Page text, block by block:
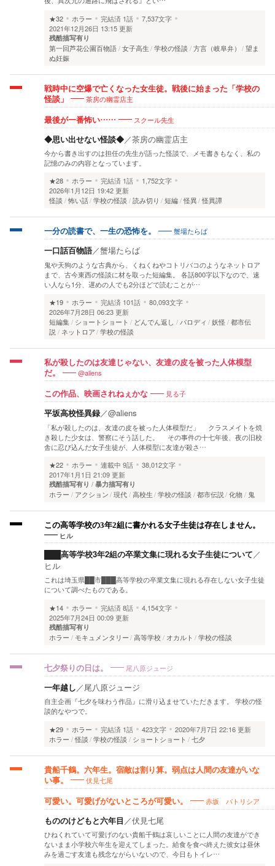
★32
ホラー 完結済 1話
7,537文字
2021年12月26日 13:15 更新
残酷描写有り
第一回芦花公園百物語 女子高生 学校の怪談 方言（岐阜弁）
望ま
ぬ妊娠
戦時中に空爆で亡くなった女生徒。戦後に始まった「学校の
怪談」
茶房の幽霊店主
最後が一番怖い…… スクール先生
◆思い出せない怪談◆／茶房の幽霊店主
今から書き出すのは担任の先生が語った怪談で、メモ書きもなく、私の
記憶のみの内容となっています。
★28
ホラー 完結済 1話
1,752文字
2026年1月12日 19:42 更新
怪談
怖い話 学校の怪談 読み切り 短編 怪異 怪異譚
一分の読書で、一生の恐怖を。 蟹場たらば
一口話百物語／蟹場たらば
鬼や天狗のような古典から、くねくねやコトリバコのようなネットロア
まで、古今東西の怪談に材を取った短編集。 各話800字以下なので、速
い人なら1分、遅めの人でも2分ほどで読むことが…
★19
ホラー 完結済 101話
80,093文字
2026年7月28日 06:23 更新
短編集
ショートショート どんでん返し パロディ 妖怪 都市伝
説
ネットロア 学校の怪談
私が殺したのは友達じゃない、友達の皮を被った人体模型
だ。
@aliens
この作品、映画されねぇかな 見る子
平坂高校怪異録／@aliens
「私が殺したのは、友達の皮を被った人体模型だ」 クラスメイトを焼
き殺した少女は、警察にそう話した。 その事件の十七年後、夜の旧校
舎に忍び込んだ女子生徒が、人体模型に友達が殺さ…
★22
ホラー 連載中 9話
38,012文字
2017年1月1日 21:09 更新
残酷描写有り 暴力描写有り
ホラー アクション 現代 高校生 学校の怪談 都市伝説 化物 鬼
この高等学校の3年2組に書かれる女子生徒は存在しません。
ヒル
███高等学校3年2組の卒業文集に現れる女子生徒について／
ヒル
これは埼玉県██市███高等学校の卒業文集に現れる存在しない女子生徒
について調べたものである。
★14
ホラー 完結済8話
4,154文字
2025年7月24日 00:09 更新
残酷描写有り
ホラー モキュメンタリー 高等学校 オカルト 学校の怪談
七夕祭りの日は。 尾八原ジュージ
一年越し ／尾八原ジュージ
自主企画『七夕を味わう作品』に滑り込ませていただきます。 学校の怪
談的なやつで。
★29
ホラー 完結済 1話 423文字
2020年7月7日 22:16 更新
ホラー 怪談 学校の怪談 ショートショート 七夕
貴船千鶴。六年生。宿敵は割り算。弱点は人間の友達がいな
い事。
伏見七尾
可愛い。可愛げがないところが可愛い。 赤坂 パトリシア
もののけどもと六年目 ／伏見七尾
ひねくれていて可愛げのない貴船千鶴は哀しいことに人間の友達ができ
ないまま小学校六年生を迎えてしまった。給食を食べ終えた彼女は昼休
みを過ごす友達も残念ながらいないので、今日もトイレ…